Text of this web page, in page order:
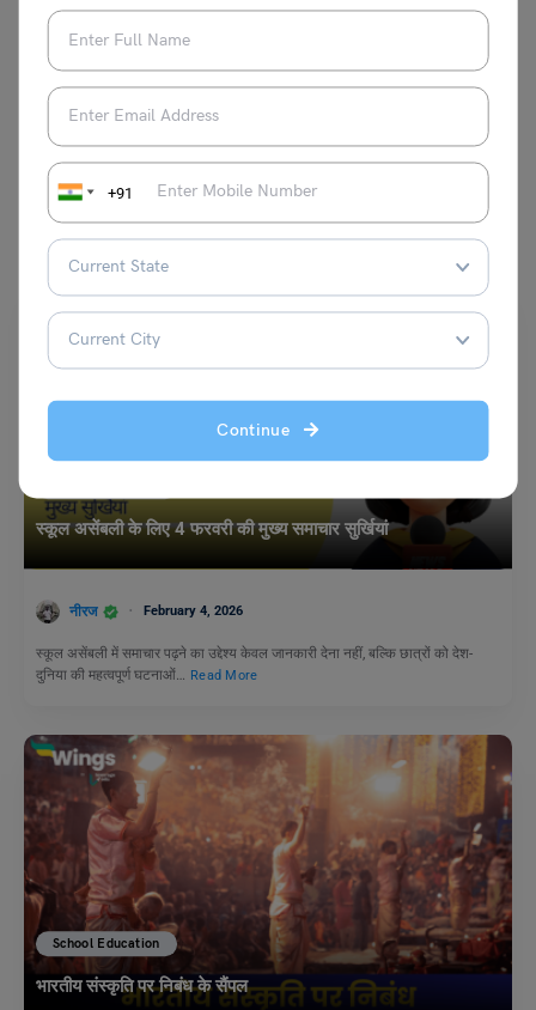
+91
Continue
VIEW COMMENTS (0)
You May Also Like
स्कूल असेंबली के लिए 4 फरवरी की मुख्य समाचार सुर्खियां
नीरज February 4, 2026
स्कूल असेंबली में समाचार पढ़ने का उद्देश्य केवल जानकारी देना नहीं, बल्कि छात्रों को देश-
दुनिया की महत्वपूर्ण घटनाओं… Read More
School Education
भारतीय संस्कृति पर निबंध के सैंपल